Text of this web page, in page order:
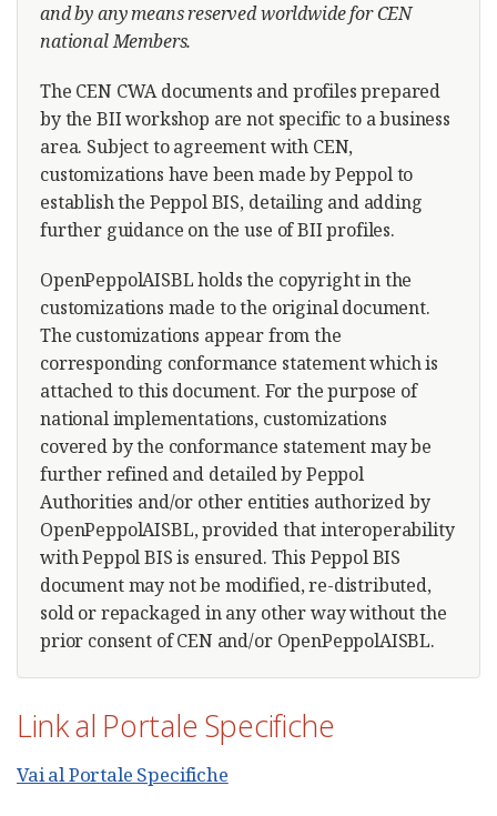
and by any means reserved worldwide for CEN
national Members.
The CEN CWA documents and profiles prepared
by the BII workshop are not specific to a business
area. Subject to agreement with CEN,
customizations have been made by Peppol to
establish the Peppol BIS, detailing and adding
further guidance on the use of BII profiles.
OpenPeppolAISBL holds the copyright in the
customizations made to the original document.
The customizations appear from the
corresponding conformance statement which is
attached to this document. For the purpose of
national implementations, customizations
covered by the conformance statement may be
further refined and detailed by Peppol
Authorities and/or other entities authorized by
OpenPeppolAISBL, provided that interoperability
with Peppol BIS is ensured. This Peppol BIS
document may not be modified, re-distributed,
sold or repackaged in any other way without the
prior consent of CEN and/or OpenPeppolAISBL.
Link al Portale Specifiche
Vai al Portale Specifiche